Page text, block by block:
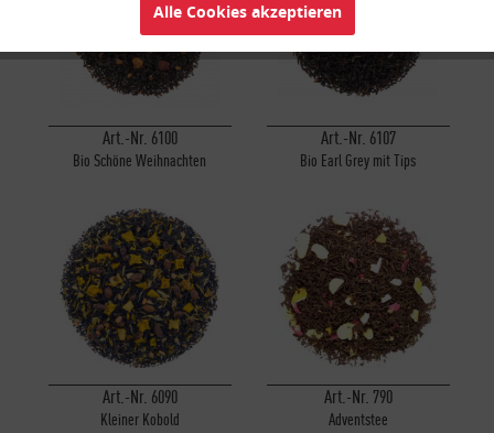
Art.-Nr. 6100
Bio Schöne Weihnachten
Art.-Nr. 6107
Bio Earl Grey mit Tips
Art.-Nr. 6090
Kleiner Kobold
Art.-Nr. 790
Adventstee
Personalisierung Inaktiv
Alle Cookies akzeptieren